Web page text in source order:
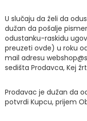
U slučaju da želi da
dužan da pošalje
odustanku-raskidu
preuzeti ovde) u roku
mail adresu
sedišta Prodavca, Kej
Prodavac je dužan da
potvrdi Kupcu, prijem